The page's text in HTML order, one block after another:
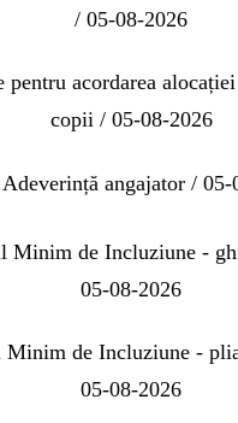
/ 05-08-2026
pentru acordarea
copii / 05-08-2026
Adeverință angajator / 05-
Minim de Incluziune -
05-08-2026
Minim de Incluziune -
05-08-2026